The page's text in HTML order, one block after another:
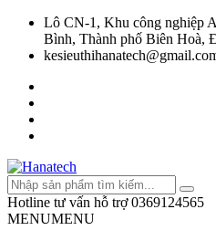
Lô CN-1, Khu công nghiệp
Bình, Thành phố Biên Hoà,
Hotline tư vấn hỗ trợ 0369124565
MENUMENU